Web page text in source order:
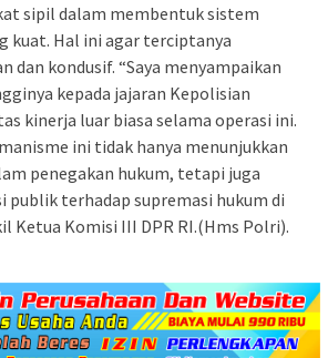
sipil dalam membentuk sistem
kuat. Hal ini agar terciptanya
dan kondusif. “Saya menyampaikan
kepada jajaran Kepolisian
kinerja luar biasa selama operasi ini.
ini tidak hanya menunjukkan
penegakan hukum, tetapi juga
publik terhadap supremasi hukum di
Ketua Komisi III DPR RI.(Hms Polri).